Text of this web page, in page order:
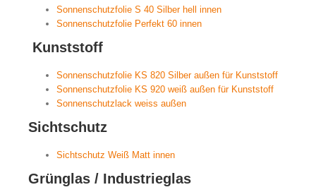
Sonnenschutzfolie S 40 Silber hell innen
Sonnenschutzfolie Perfekt 60 innen
Kunststoff
Sonnenschutzfolie KS 820 Silber außen für Kunststoff
Sonnenschutzfolie KS 920 weiß außen für Kunststoff
Sonnenschutzlack weiss außen
Sichtschutz
Sichtschutz Weiß Matt innen
Grünglas / Industrieglas